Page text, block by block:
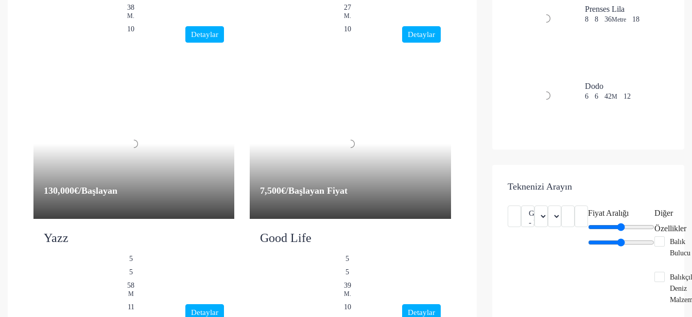
38
M.
10
Detaylar
27
M.
10
Detaylar
130,000€/Başlayan
Yazz
5
5
58
M
11
Detaylar
7,500€/Başlayan Fiyat
Good Life
5
5
39
M.
10
Detaylar
Prenses Lila
8 8 36Metre 18
Dodo
6 6 42M 12
Teknenizi Arayın
Fiyat Aralığı
Diğer
Özellikler
Balık
Bulucu
Deniz